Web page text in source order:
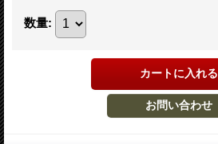
数量: